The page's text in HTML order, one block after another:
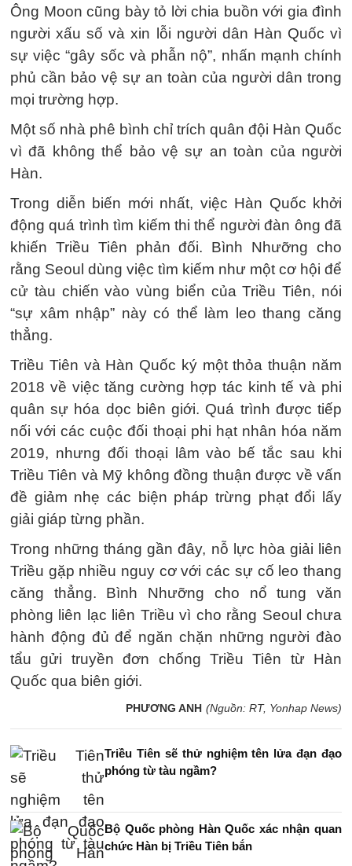
Ông Moon cũng bày tỏ lời chia buồn với gia đình
người xấu số và xin lỗi người dân Hàn Quốc vì
sự việc “gây sốc và phẫn nộ”, nhấn mạnh chính
phủ cần bảo vệ sự an toàn của người dân trong
mọi trường hợp.
Một số nhà phê bình chỉ trích quân đội Hàn Quốc
vì đã không thể bảo vệ sự an toàn của người
Hàn.
Trong diễn biến mới nhất, việc Hàn Quốc khởi
động quá trình tìm kiếm thi thể người đàn ông đã
khiến Triều Tiên phản đối. Bình Nhưỡng cho
rằng Seoul dùng việc tìm kiếm như một cơ hội để
cử tàu chiến vào vùng biển của Triều Tiên, nói
“sự xâm nhập” này có thể làm leo thang căng
thẳng.
Triều Tiên và Hàn Quốc ký một thỏa thuận năm
2018 về việc tăng cường hợp tác kinh tế và phi
quân sự hóa dọc biên giới. Quá trình được tiếp
nối với các cuộc đối thoại phi hạt nhân hóa năm
2019, nhưng đối thoại lâm vào bế tắc sau khi
Triều Tiên và Mỹ không đồng thuận được về vấn
đề giảm nhẹ các biện pháp trừng phạt đổi lấy
giải giáp từng phần.
Trong những tháng gần đây, nỗ lực hòa giải liên
Triều gặp nhiều nguy cơ với các sự cố leo thang
căng thẳng. Bình Nhưỡng cho nổ tung văn
phòng liên lạc liên Triều vì cho rằng Seoul chưa
hành động đủ để ngăn chặn những người đào
tẩu gửi truyền đơn chống Triều Tiên từ Hàn
Quốc qua biên giới.
PHƯƠNG ANH (Nguồn: RT, Yonhap News)
Triều Tiên sẽ thử nghiệm tên lửa đạn đạo
phóng từ tàu ngầm?
Bộ Quốc phòng Hàn Quốc xác nhận quan
chức Hàn bị Triều Tiên bắn